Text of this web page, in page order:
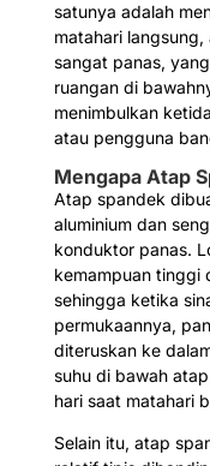
satunya adalah
matahari
sangat panas,
ruangan di
menimbulkan
atau pengguna
Mengapa Atap
Atap spandek
aluminium dan
konduktor panas.
kemampuan tinggi
sehingga ketika
permukaannya,
diteruskan ke
suhu di bawah
hari saat matahari
Selain itu, atap